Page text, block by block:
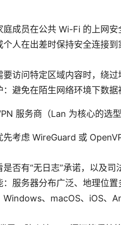
成员在公共 Wi-Fi 的上网安
个人在出差时保持安全连接
访问特定区域内容时，绕过
避免在陌生网络环境下数据
服务商（Lan 为核心的选型
先考虑 WireGuard 或
否有“无日志”承诺，以及司
服务器分布广泛、地理位置
Windows、macOS、iOS、